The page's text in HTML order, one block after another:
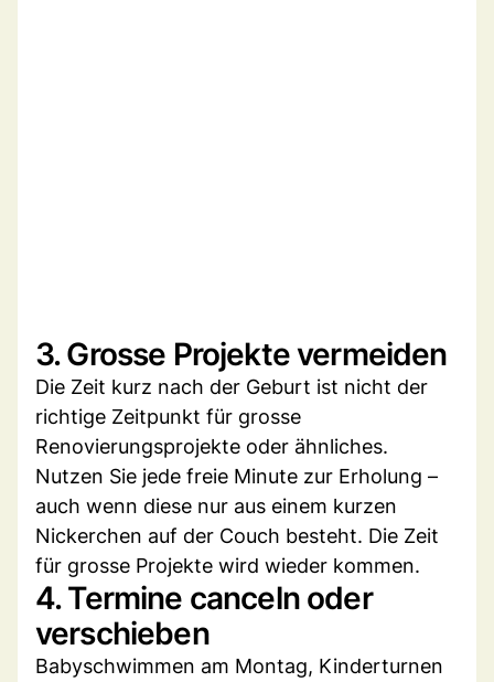
3. Grosse Projekte vermeiden
Die Zeit kurz nach der Geburt ist nicht der
richtige Zeitpunkt für grosse
Renovierungsprojekte oder ähnliches.
Nutzen Sie jede freie Minute zur Erholung –
auch wenn diese nur aus einem kurzen
Nickerchen auf der Couch besteht. Die Zeit
für grosse Projekte wird wieder kommen.
4. Termine canceln oder
verschieben
Babyschwimmen am Montag, Kinderturnen